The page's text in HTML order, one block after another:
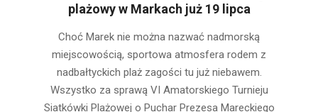
plażowy w Markach już 19 lipca
18
Choć Marek nie można nazwać nadmorską
miejscowością, sportowa atmosfera rodem z
nadbałtyckich plaż zagości tu już niebawem.
Wszystko za sprawą VI Amatorskiego Turnieju
Siatkówki Plażowej o Puchar Prezesa Mareckiego